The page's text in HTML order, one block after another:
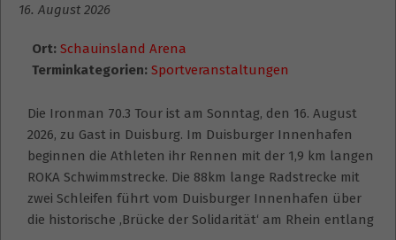
16. August 2026
Ort: Schauinsland Arena
Terminkategorien: Sportveranstaltungen
Die Ironman 70.3 Tour ist am Sonntag, den 16. August
2026, zu Gast in Duisburg. Im Duisburger Innenhafen
beginnen die Athleten ihr Rennen mit der 1,9 km langen
ROKA Schwimmstrecke. Die 88km lange Radstrecke mit
zwei Schleifen führt vom Duisburger Innenhafen über
die historische ‚Brücke der Solidarität‘ am Rhein entlang